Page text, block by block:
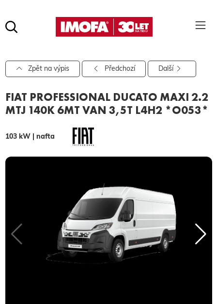
hledat
Pro vyhledávání zadejte alespoň 3 znaky.
Zpět na výpis Předchozí Další
FIAT PROFESSIONAL DUCATO MAXI 2.2
MTJ 140K 6MT VAN 3,5T L4H2 *O053*
103 kW | nafta